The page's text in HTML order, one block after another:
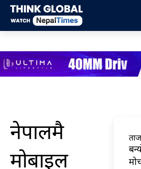
Skip
content
नेपालमै
मोबाइल